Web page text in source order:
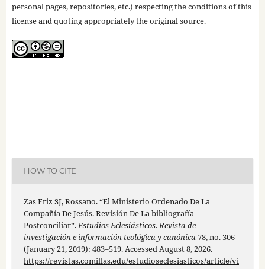
personal pages, repositories, etc.) respecting the conditions of this
license and quoting appropriately the original source.
HOW TO CITE
Zas Friz SJ, Rossano. “El Ministerio Ordenado De La
Compañía De Jesús. Revisión De La bibliografía
Postconciliar”.Estudios Eclesiásticos. Revista de
investigación e información teológica y canónica78, no. 306
(January 21, 2019): 483–519. Accessed August 8, 2026.
https://revistas.comillas.edu/estudioseclesiasticos/article/vi